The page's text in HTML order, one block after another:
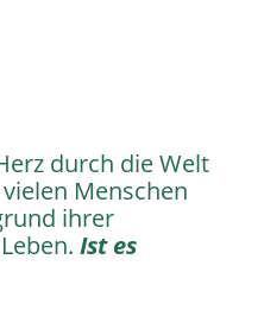
durch die Welt
Menschen
ihrer
Ist es